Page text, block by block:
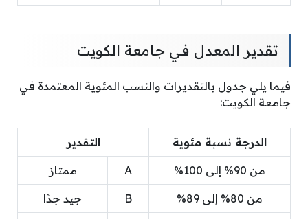
تقدير المعدل في جامعة الكويت
فيما يلي جدول بالتقديرات والنسب المئوية المعتمدة في
جامعة الكويت:
الدرجة نسبة مئوية التقدير
من 90% إلى 100% A ممتاز
من 80% إلى 89% B جيد جدًا